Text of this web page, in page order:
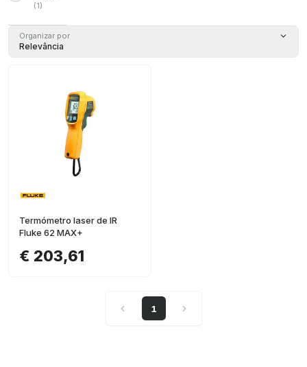
(1)
Organizar por
Relevância
Termómetro laser de IR
Fluke 62 MAX+
€ 203,61
1